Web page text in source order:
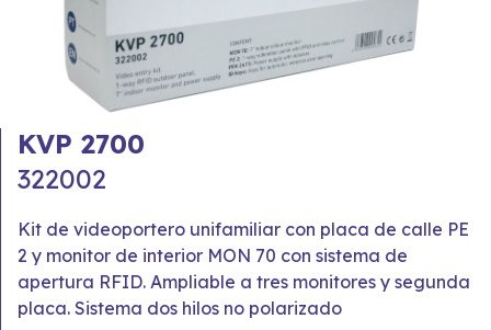
KVP 2700
322002
Kit de videoportero unifamiliar con placa de calle PE
2 y monitor de interior MON 70 con sistema de
apertura RFID. Ampliable a tres monitores y segunda
placa. Sistema dos hilos no polarizado